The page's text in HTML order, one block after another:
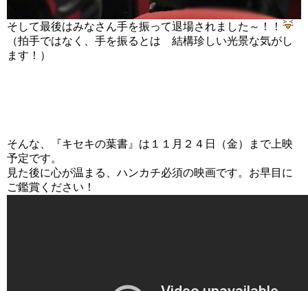
そして最後はみなさん手を振って退場されました～！！
（拍手ではなく、手を振るとは 結構珍しい光景な気がし
ます！）
そんな、『キセキの葉書』は１１月２４日（金）まで上映
予定です。
見た後に心が温まる、ハンカチ必須の映画です。お早目に
ご鑑賞ください！